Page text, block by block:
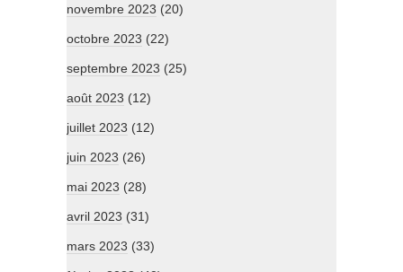
novembre 2023 (20)
octobre 2023 (22)
septembre 2023 (25)
août 2023 (12)
juillet 2023 (12)
juin 2023 (26)
mai 2023 (28)
avril 2023 (31)
mars 2023 (33)